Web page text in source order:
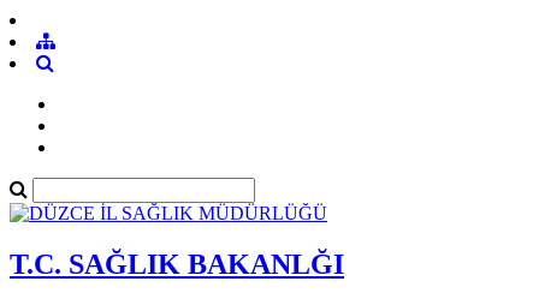
T.C. SAĞLIK BAKANLĞI